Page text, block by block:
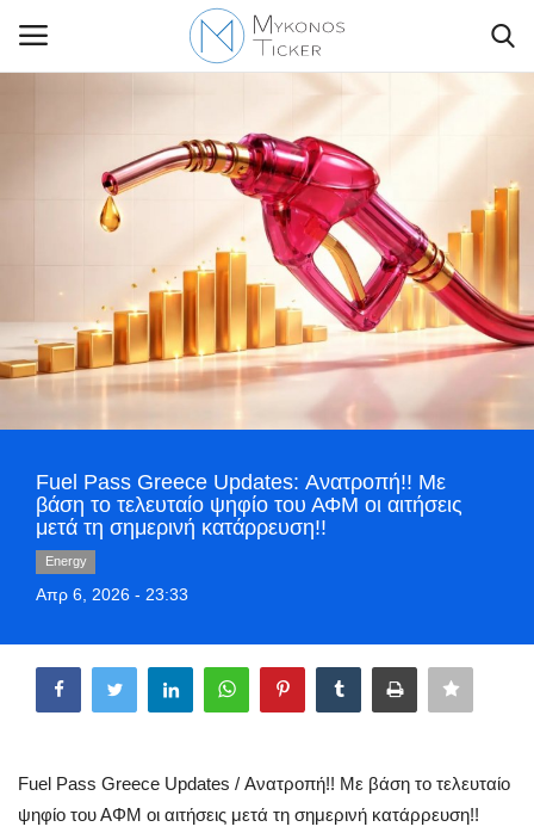
Contact Us
Travel
World
Style Adorés
Greece
Arts & Culture
Mykonos Ticker TV
Fuel Pass Greece Updates: Ανατροπή!! Με
βάση το τελευταίο ψηφίο του ΑΦΜ οι αιτήσεις
μετά τη σημερινή κατάρρευση!!
Energy
Απρ 6, 2026 - 23:33
Fuel Pass Greece Updates / Ανατροπή!! Με βάση το τελευταίο
ψηφίο του ΑΦΜ οι αιτήσεις μετά τη σημερινή κατάρρευση!!